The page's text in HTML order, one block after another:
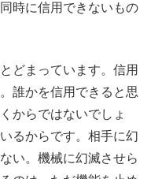
時に信用できないもの
どまっています。信用
誰かを信用できると思
からではないでしょ
るからです。相手に幻
い。機械に幻滅させら